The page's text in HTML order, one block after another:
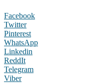
Facebook
Twitter
Pinterest
WhatsApp
Linkedin
ReddIt
Telegram
Viber